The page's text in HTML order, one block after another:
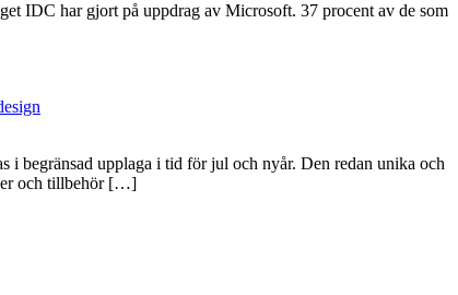
IDC har gjort på uppdrag av Microsoft. 37 procent av de som
begränsad upplaga i tid för jul och nyår. Den redan unika och
och tillbehör […]